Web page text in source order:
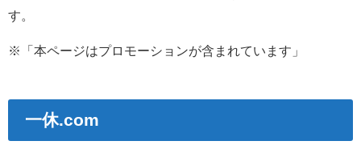
す。
※「本ページはプロモーションが含まれています」
一休.com